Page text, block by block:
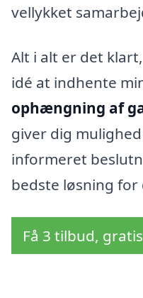
vellykket
Alt i alt er det
idé at indhente
ophængning af
giver dig
informeret
bedste løsning for
Få 3 tilbud,